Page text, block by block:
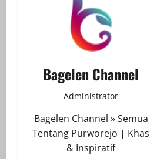
Bagelen Channel
Administrator
Bagelen Channel » Semua
Tentang Purworejo | Khas
& Inspiratif